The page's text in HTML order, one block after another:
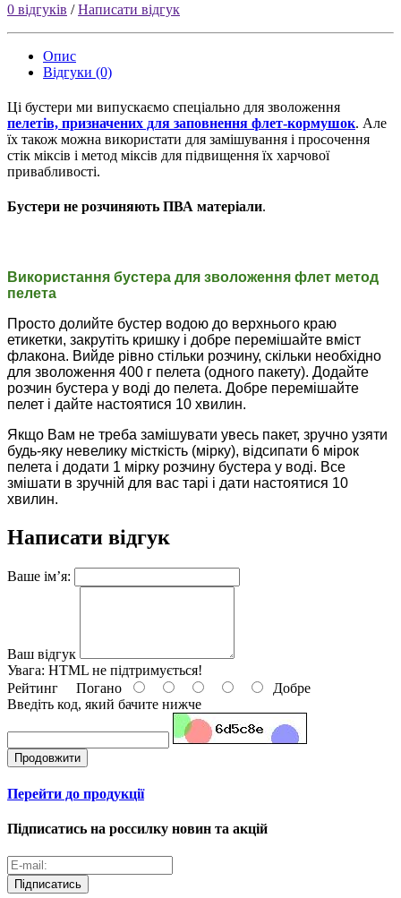
0 відгуків /Написати відгук
Опис
Відгуки (0)
Ці бустери ми випускаємо спеціально для зволоження
пелетів, призначених для заповнення флет-кормушок. Але
їх також можна використати для замішування і просочення
стік міксів і метод міксів для підвищення їх харчової
привабливості.
Бустери не розчиняють ПВА матеріали.
Використання бустера для зволоження флет метод
пелета
Просто долийте бустер водою до верхнього краю
етикетки, закрутіть кришку і добре перемішайте вміст
флакона. Вийде рівно стільки розчину, скільки необхідно
для зволоження 400 г пелета (одного пакету). Додайте
розчин бустера у воді до пелета. Добре перемішайте
пелет і дайте настоятися 10 хвилин.
Якщо Вам не треба замішувати увесь пакет, зручно узяти
будь-яку невелику місткість (мірку), відсипати 6 мірок
пелета і додати 1 мірку розчину бустера у воді. Все
змішати в зручній для вас тарі і дати настоятися 10
хвилин.
Написати відгук
Ваше ім’я:
Ваш відгук
Увага: HTML не підтримується!
Рейтинг Погано
Добре
Введіть код, який бачите нижче
Продовжити
Перейти до продукції
Підписатись на россилку новин та акцій
Підписатись